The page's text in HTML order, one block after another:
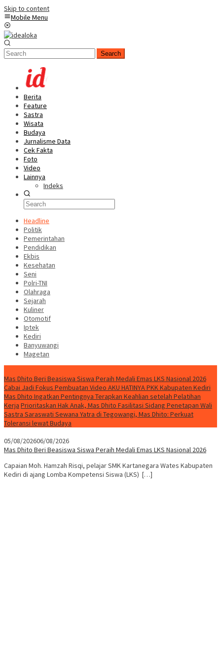
Skip to content
Mobile Menu
Search
Berita
Feature
Sastra
Wisata
Budaya
Jurnalisme Data
Cek Fakta
Foto
Video
Lainnya
Indeks
Headline
Politik
Pemerintahan
Pendidikan
Ekbis
Kesehatan
Seni
Polri-TNI
Olahraga
Sejarah
Kuliner
Otomotif
Iptek
Kediri
Banyuwangi
Magetan
Mas Dhito Beri Beasiswa Siswa Peraih Medali Emas LKS Nasional 2026
Cabai Jadi Fokus Pembuatan Video AKU HATINYA PKK Kabupaten Kediri
Mas Dhito Ingatkan Pentingnya Terapkan Keahlian setelah Pelatihan
Kerja Prioritaskan Hak Anak, Mas Dhito Fasilitasi Sidang Penetapan Wali
Sastra Saraswati Sewana Yatra di Tegowangi, Mas Dhito: Perkuat
Toleransi lewat Budaya
05/08/202606/08/2026
Mas Dhito Beri Beasiswa Siswa Peraih Medali Emas LKS Nasional 2026
Capaian Moh. Hamzah Risqi, pelajar SMK Kartanegara Wates Kabupaten
Kediri di ajang Lomba Kompetensi Siswa (LKS) […]